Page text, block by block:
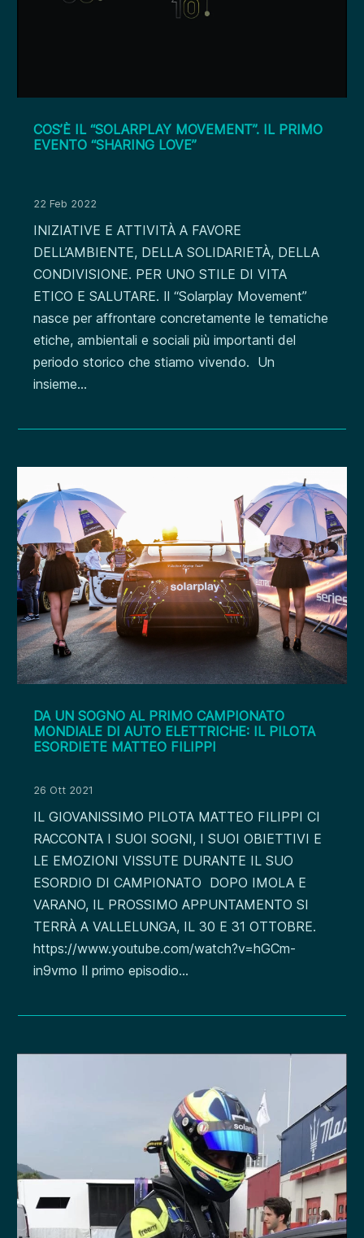
COS’È IL “SOLARPLAY MOVEMENT”. IL PRIMO
EVENTO “SHARING LOVE”
22 Feb 2022
INIZIATIVE E ATTIVITÀ A FAVORE
DELL’AMBIENTE, DELLA SOLIDARIETÀ, DELLA
CONDIVISIONE. PER UNO STILE DI VITA
ETICO E SALUTARE. Il “Solarplay Movement”
nasce per affrontare concretamente le tematiche
etiche, ambientali e sociali più importanti del
periodo storico che stiamo vivendo. Un
insieme...
DA UN SOGNO AL PRIMO CAMPIONATO
MONDIALE DI AUTO ELETTRICHE: IL PILOTA
ESORDIETE MATTEO FILIPPI
26 Ott 2021
IL GIOVANISSIMO PILOTA MATTEO FILIPPI CI
RACCONTA I SUOI SOGNI, I SUOI OBIETTIVI E
LE EMOZIONI VISSUTE DURANTE IL SUO
ESORDIO DI CAMPIONATO DOPO IMOLA E
VARANO, IL PROSSIMO APPUNTAMENTO SI
TERRÀ A VALLELUNGA, IL 30 E 31 OTTOBRE.
https://www.youtube.com/watch?v=hGCm-
in9vmo Il primo episodio...